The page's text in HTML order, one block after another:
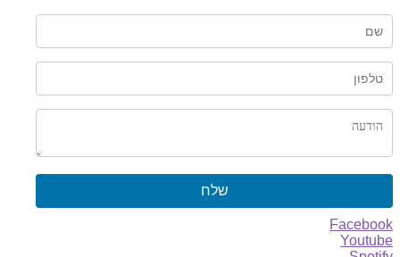
שלח
Facebook
Youtube